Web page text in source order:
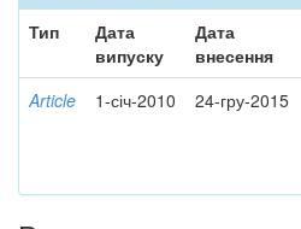
Тип
Дата
випуску
Дата
внесення
Article 1-січ-2010 24-гру-2015